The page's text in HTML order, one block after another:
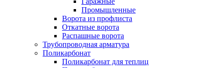
Промышленные
Ворота из профлиста
Откатные ворота
Распашные ворота
Трубопроводная арматура
Поликарбонат
Поликарбонат для теплиц